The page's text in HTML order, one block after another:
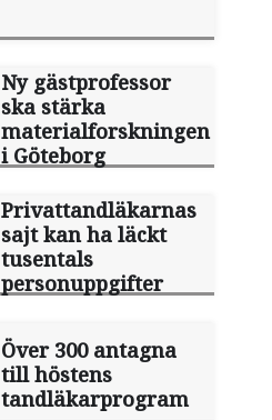
Ny gästprofessor
ska stärka
materialforskningen
i Göteborg
Privattandläkarnas
sajt kan ha läckt
tusentals
personuppgifter
Över 300 antagna
till höstens
tandläkarprogram